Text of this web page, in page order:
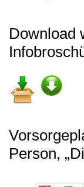
Download
Person,